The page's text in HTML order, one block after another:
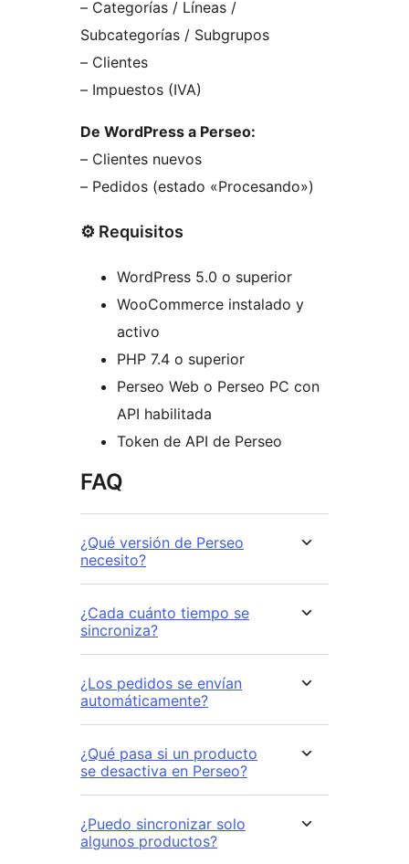
– Categorías / Líneas /
Subcategorías / Subgrupos
– Clientes
– Impuestos (IVA)
De WordPress a Perseo:
– Clientes nuevos
– Pedidos (estado «Procesando»)
⚙️ Requisitos
WordPress 5.0 o superior
WooCommerce instalado y
activo
PHP 7.4 o superior
Perseo Web o Perseo PC con
API habilitada
Token de API de Perseo
FAQ
¿Qué versión de Perseo
necesito?
¿Cada cuánto tiempo se
sincroniza?
¿Los pedidos se envían
automáticamente?
¿Qué pasa si un producto
se desactiva en Perseo?
¿Puedo sincronizar solo
algunos productos?